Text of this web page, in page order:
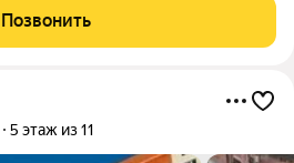
Позвонить
5 этаж из 11